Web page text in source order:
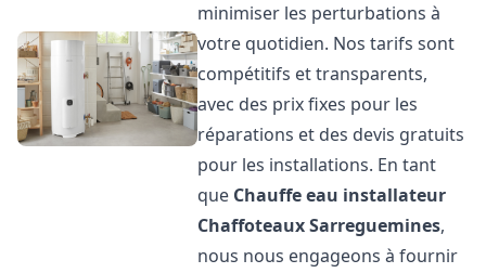
minimiser les perturbations à
votre quotidien. Nos tarifs sont
compétitifs et transparents,
avec des prix fixes pour les
réparations et des devis gratuits
pour les installations. En tant
que Chauffe eau installateur
ChaffoteauxSarreguemines,
nous nous engageons à fournir